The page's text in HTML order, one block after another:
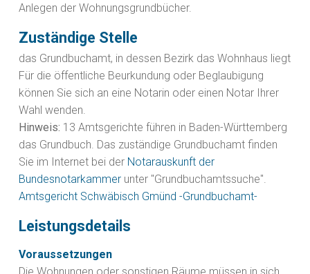
Anlegen der Wohnungsgrundbücher.
Zuständige Stelle
das Grundbuchamt, in dessen Bezirk das Wohnhaus liegt
Für die öffentliche Beurkundung oder Beglaubigung
können Sie sich an eine Notarin oder einen Notar Ihrer
Wahl wenden.
Hinweis: 13 Amtsgerichte führen in Baden-Württemberg
das Grundbuch. Das zuständige Grundbuchamt finden
Sie im Internet bei der Notarauskunft der
Bundesnotarkammer unter "Grundbuchamtssuche".
Amtsgericht Schwäbisch Gmünd -Grundbuchamt-
Leistungsdetails
Voraussetzungen